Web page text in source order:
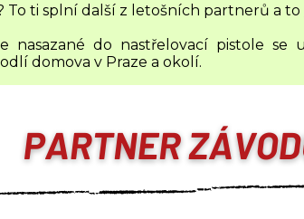
To ti splní další z letošních partnerů a to
nasazané do nastřelovací pistole
domova v Praze a okolí.